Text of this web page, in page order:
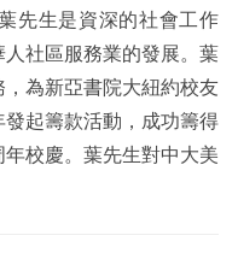
先生是資深的社會工作
社區服務業的發展。葉
為新亞書院大紐約校友
起籌款活動，成功籌得
校慶。葉先生對中大美